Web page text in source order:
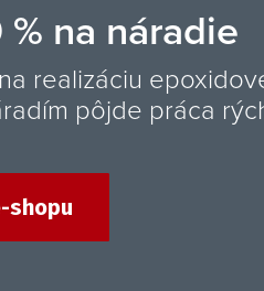
vami –
vytvárame odolné,
koberce, liate
ste súčasťou nášho